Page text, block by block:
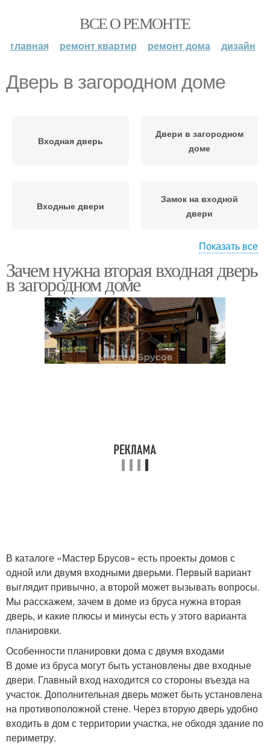
ВСЕ О РЕМОНТЕ
главная ремонт квартир ремонт дома дизайн
Дверь в загородном доме
Входная дверь
Двери в загородном
доме
Входные двери
Замок на входной
двери
дверей
Показать все
Зачем нужна вторая входная дверь
в загородном доме
В каталоге «Мастер Брусов» есть проекты домов с
одной или двумя входными дверьми. Первый вариант
выглядит привычно, а второй может вызывать вопросы.
Мы расскажем, зачем в доме из бруса нужна вторая
дверь, и какие плюсы и минусы есть у этого варианта
планировки.
Особенности планировки дома с двумя входами
В доме из бруса могут быть установлены две входные
двери. Главный вход находится со стороны въезда на
участок. Дополнительная дверь может быть установлена
на противоположной стене. Через вторую дверь удобно
входить в дом с территории участка, не обходя здание по
периметру.